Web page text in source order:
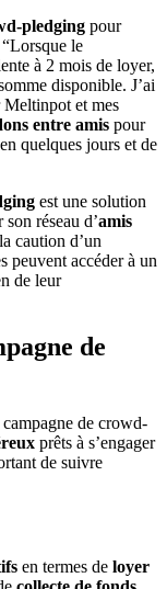
pledging pour
le
à 2 mois de loyer,
disponible. J’ai
Meltinpot et mes
entre amis pour
quelques jours et de
est une solution
réseau d’amis
caution d’un
peuvent accéder à un
de leur
de
de crowd-
prêts à s’engager
de suivre
en termes de loyer